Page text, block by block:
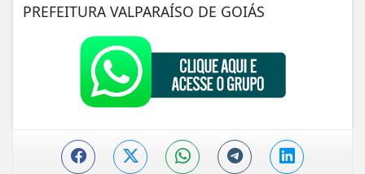
PREFEITURA VALPARAÍSO DE GOIÁS